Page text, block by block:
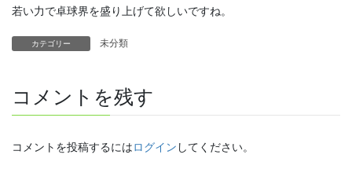
若い力で卓球界を盛り上げて欲しいですね。
カテゴリー 未分類
コメントを残す
コメントを投稿するにはログイン してください。